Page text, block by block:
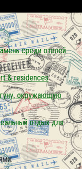
среди отелей
& residences
окружающую
отдых для